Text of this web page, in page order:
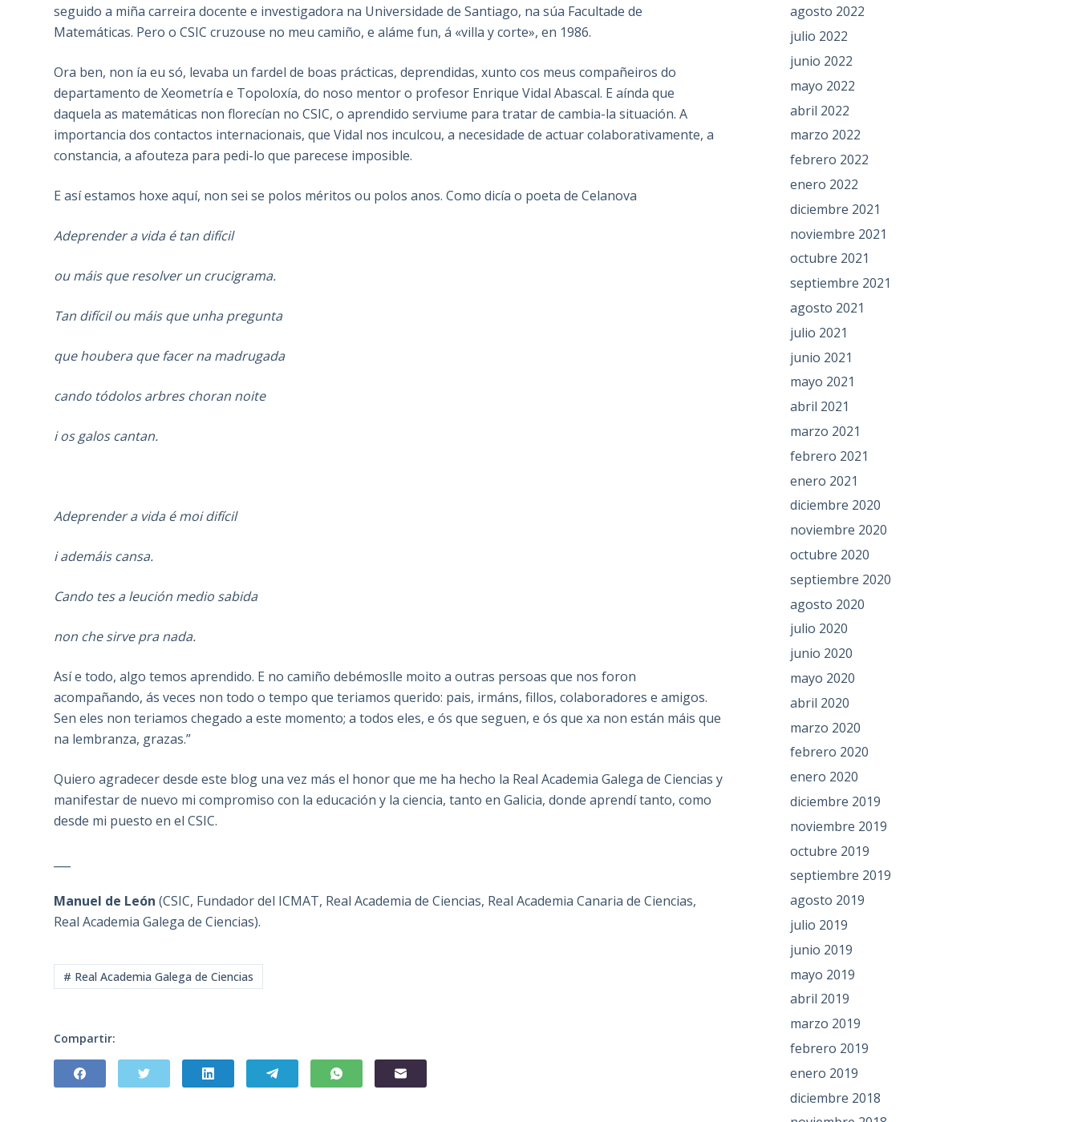
seguido a miña carreira docente e investigadora na Universidade de Santiago, na súa Facultade de
Matemáticas. Pero o CSIC cruzouse no meu camiño, e aláme fun, á «villa y corte», en 1986.
Ora ben, non ía eu só, levaba un fardel de boas prácticas, deprendidas, xunto cos meus compañeiros do
departamento de Xeometría e Topoloxía, do noso mentor o profesor Enrique Vidal Abascal. E aínda que
daquela as matemáticas non florecían no CSIC, o aprendido serviume para tratar de cambia-la situación. A
importancia dos contactos internacionais, que Vidal nos inculcou, a necesidade de actuar colaborativamente, a
constancia, a afouteza para pedi-lo que parecese imposible.
E así estamos hoxe aquí, non sei se polos méritos ou polos anos. Como dicía o poeta de Celanova
Adeprender a vida é tan difícil
ou máis que resolver un crucigrama.
Tan difícil ou máis que unha pregunta
que houbera que facer na madrugada
cando tódolos arbres choran noite
i os galos cantan.
Adeprender a vida é moi difícil
i ademáis cansa.
Cando tes a leución medio sabida
non che sirve pra nada.
Así e todo, algo temos aprendido. E no camiño debémoslle moito a outras persoas que nos foron
acompañando, ás veces non todo o tempo que teriamos querido: pais, irmáns, fillos, colaboradores e amigos.
Sen eles non teriamos chegado a este momento; a todos eles, e ós que seguen, e ós que xa non están máis que
na lembranza, grazas.”
Quiero agradecer desde este blog una vez más el honor que me ha hecho la Real Academia Galega de Ciencias y
manifestar de nuevo mi compromiso con la educación y la ciencia, tanto en Galicia, donde aprendí tanto, como
desde mi puesto en el CSIC.
Manuel de León (CSIC, Fundador del ICMAT, Real Academia de Ciencias, Real Academia Canaria de Ciencias,
Real Academia Galega de Ciencias).
# Real Academia Galega de Ciencias
Compartir:
agosto 2022
julio 2022
junio 2022
mayo 2022
abril 2022
marzo 2022
febrero 2022
enero 2022
diciembre 2021
noviembre 2021
octubre 2021
septiembre 2021
agosto 2021
julio 2021
junio 2021
mayo 2021
abril 2021
marzo 2021
febrero 2021
enero 2021
diciembre 2020
noviembre 2020
octubre 2020
septiembre 2020
agosto 2020
julio 2020
junio 2020
mayo 2020
abril 2020
marzo 2020
febrero 2020
enero 2020
diciembre 2019
noviembre 2019
octubre 2019
septiembre 2019
agosto 2019
julio 2019
junio 2019
mayo 2019
abril 2019
marzo 2019
febrero 2019
enero 2019
diciembre 2018